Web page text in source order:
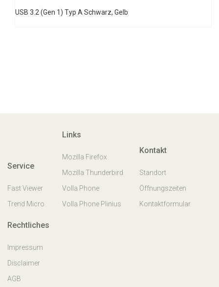
USB 3.2 (Gen 1) Typ A Schwarz, Gelb
Service
Fast Viewer
Trend Micro
Links
Mozilla Firefox
Mozilla Thunderbird
Volla Phone
Volla Phone Plinius
Kontakt
Standort
Öffnungszeiten
Kontaktformular
Rechtliches
Impressum
Disclaimer
AGB